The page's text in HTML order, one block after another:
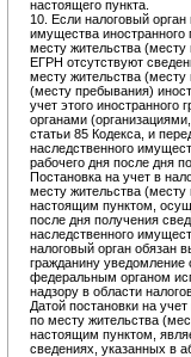
настоящего пункта.
10. Если налоговый
имущества иностранного
месту жительства (месту
ЕГРН отсутствуют
месту жительства (месту
(месту пребывания)
учет этого
органами
статьи 85 Кодекса, и
наследственного
рабочего дня после дня
Постановка на учет в
месту жительства
настоящим пунктом,
после дня получения
наследственного
налоговый орган обязан
гражданину уведомление
федеральным органом
надзору в области
Датой постановки на
по месту жительства
настоящим пунктом,
сведениях, указанных в